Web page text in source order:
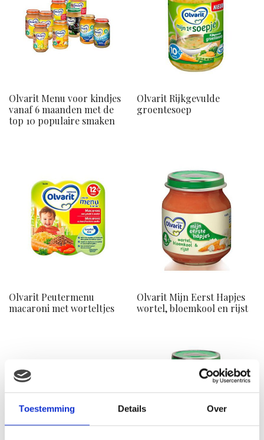
Toestemming Details Over
Olvarit Menu voor kindjes
vanaf 6 maanden met de
top 10 populaire smaken
Olvarit Rijkgevulde
groentesoep
Olvarit Peutermenu
macaroni met worteltjes
Olvarit Mijn Eerst Hapjes
wortel, bloemkool en rijst